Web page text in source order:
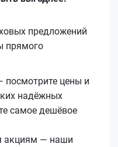
предложений
прямого
посмотрите цены и
надёжных
самое дешёвое
акциям — наши